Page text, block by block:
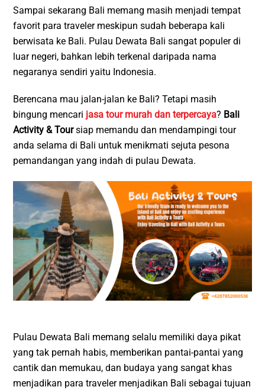
Sampai sekarang Bali memang masih menjadi tempat
favorit para traveler meskipun sudah beberapa kali
berwisata ke Bali. Pulau Dewata Bali sangat populer di
luar negeri, bahkan lebih terkenal daripada nama
negaranya sendiri yaitu Indonesia.
Berencana mau jalan-jalan ke Bali? Tetapi masih
bingung mencari jasa tour murah dan terpercaya? Bali
Activity & Toursiap memandu dan mendampingi tour
anda selama di Bali untuk menikmati sejuta pesona
pemandangan yang indah di pulau Dewata.
Pulau Dewata Bali memang selalu memiliki daya pikat
yang tak pernah habis, memberikan pantai-pantai yang
cantik dan memukau, dan budaya yang sangat khas
menjadikan para traveler menjadikan Bali sebagai tujuan